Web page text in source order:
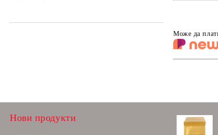
Може да
Нови продукти